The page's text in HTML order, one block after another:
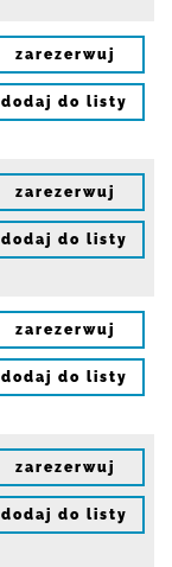
zarezerwuj
dodaj do listy
zarezerwuj
dodaj do listy
zarezerwuj
dodaj do listy
zarezerwuj
dodaj do listy